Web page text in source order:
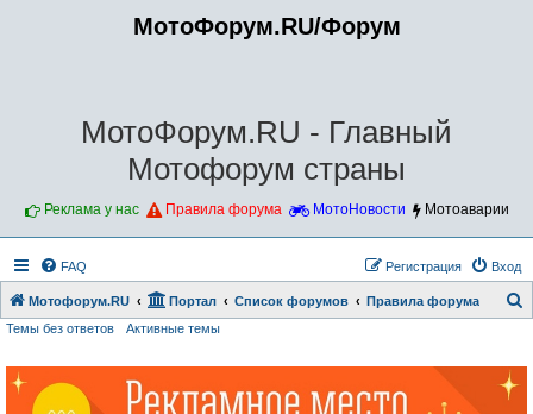
МотоФорум.RU/Форум
МотоФорум.RU - Главный
Мотофорум страны
Реклама у нас Правила форума МотоНовости Мотоаварии
FAQ Вход
Регистрация
Мотофорум.RU Портал Список форумов Правила форума
Темы без ответов Активные темы